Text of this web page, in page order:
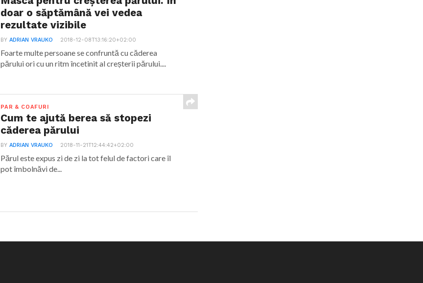
doar o săptămână vei vedea
rezultate vizibile
BYADRIAN VRAUKO 2018-12-08T13:16:20+02:00
Foarte multe persoane se confruntă cu căderea
părului ori cu un ritm încetinit al creșterii părului....
PAR & COAFURI
Cum te ajută berea să stopezi
căderea părului
BYADRIAN VRAUKO 2018-11-21T12:44:42+02:00
Părul este expus zi de zi la tot felul de factori care îl
pot îmbolnăvi de...